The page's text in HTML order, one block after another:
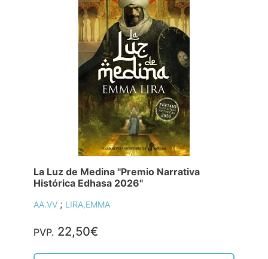
La Luz de Medina "Premio Narrativa
Histórica Edhasa 2026"
AA.VV ; LIRA,EMMA
PVP. 22,50€